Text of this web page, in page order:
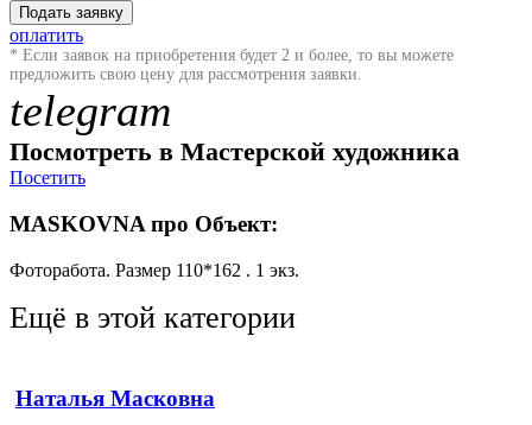
Подать заявку
оплатить
* Если заявок на приобретения будет 2 и более, то вы можете
предложить свою цену для рассмотрения заявки.
telegram
Посмотреть в Мастерской художника
Посетить
MASKOVNA про Объект:
Фоторабота. Размер 110*162 . 1 экз.
Ещё в этой категории
Наталья Масковна